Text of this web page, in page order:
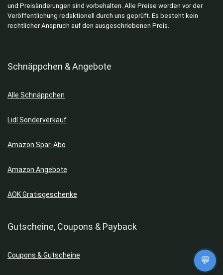
und Preisänderungen sind vorbehalten. Alle Preise werden vor der
Veröffentlichung redaktionell durch uns geprüft. Es besteht kein
rechtlicher Anspruch auf den ausgeschriebenen Preis.
Schnäppchen & Angebote
Alle Schnäppchen
Lidl Sonderverkauf
Amazon Spar-Abo
Amazon Angebote
AOK Gratisgeschenke
Gutscheine, Coupons & Payback
Coupons & Gutscheine
💬